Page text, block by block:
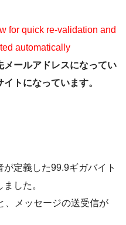
for quick re-validation and
automatically
ールアドレスになってい
トになっています。
定義した99.9ギガバイト
した。
、メッセージの送受信が